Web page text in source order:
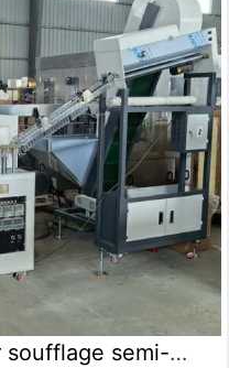
soufflage semi-